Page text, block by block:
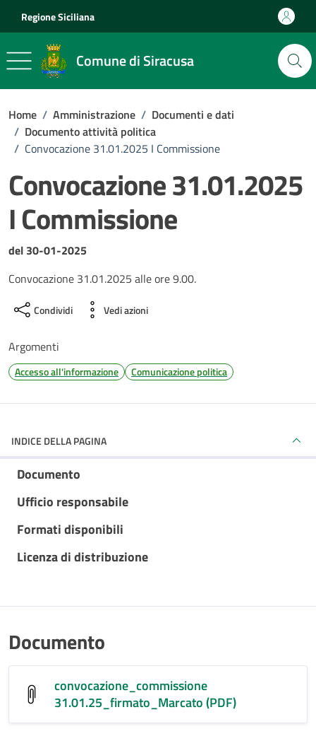
Regione Siciliana
Comune di Siracusa
Home / Amministrazione / Documenti e dati
/ Documento attività politica
/ Convocazione 31.01.2025 I Commissione
Convocazione 31.01.2025
I Commissione
Dettagli del documento
del 30-01-2025
Convocazione 31.01.2025 alle ore 9.00.
Condividi Vedi azioni
Argomenti
Accesso all'informazione Comunicazione politica
INDICE DELLA PAGINA
Documento
Ufficio responsabile
Formati disponibili
Licenza di distribuzione
Documento
convocazione_commissione
31.01.25_firmato_Marcato (PDF)